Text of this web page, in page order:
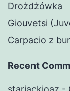
Drożdżówka
Giouvetsi
Carpacio z
Recent